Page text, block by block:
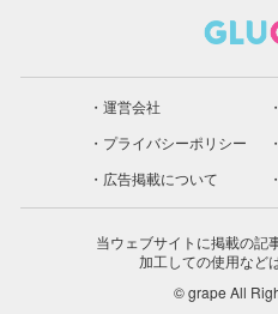
運営会社
プライバシーポリシー
広告掲載について
当ウェブサイトに掲載の記
加工しての使用など
© grape All